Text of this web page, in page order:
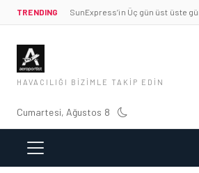
TRENDING
HAVACILIĞI BIZIMLE TAKIP EDIN
Cumartesi, Ağustos 8